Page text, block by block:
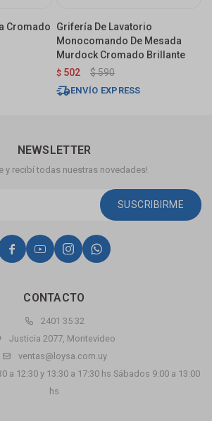
Cromado
Grifería De Lavatorio
Monocomando De Mesada
Murdock Cromado Brillante
$ 502 $590
ENVÍO EXPRESS
CONTACTO
2401 35 32
Justicia 2077, Montevideo
ventas@loysa.com.uy
a 12:30 y 13:30 a 17:30 hs Sábados 9:00 a 13:00
hs
NEWSLETTER
y recibí todas nuestras novedades!
SUSCRIBIRME
   